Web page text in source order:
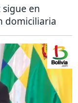
en
domiciliaria